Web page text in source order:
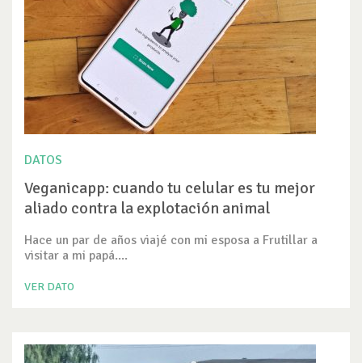
DATOS
Veganicapp: cuando tu celular es tu mejor
aliado contra la explotación animal
Hace un par de años viajé con mi esposa a Frutillar a
visitar a mi papá....
VER DATO